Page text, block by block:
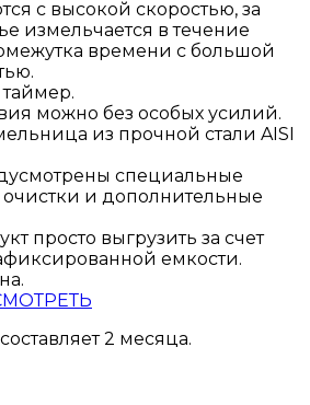
с высокой скоростью, за
измельчается в течение
времени с большой
можно без особых усилий.
из прочной стали AISI
специальные
и дополнительные
просто выгрузить за счет
емкости.
2 месяца.